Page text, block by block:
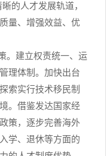
的人才发展轨道，
量、增强效益、优
。建立权责统一、运
理体制。加快出台
索实行技术移民制
。借鉴发达国家经
策，逐步完善海外
学、退休等方面的